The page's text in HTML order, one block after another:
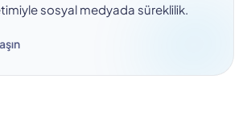
sosyal medyada süreklilik.